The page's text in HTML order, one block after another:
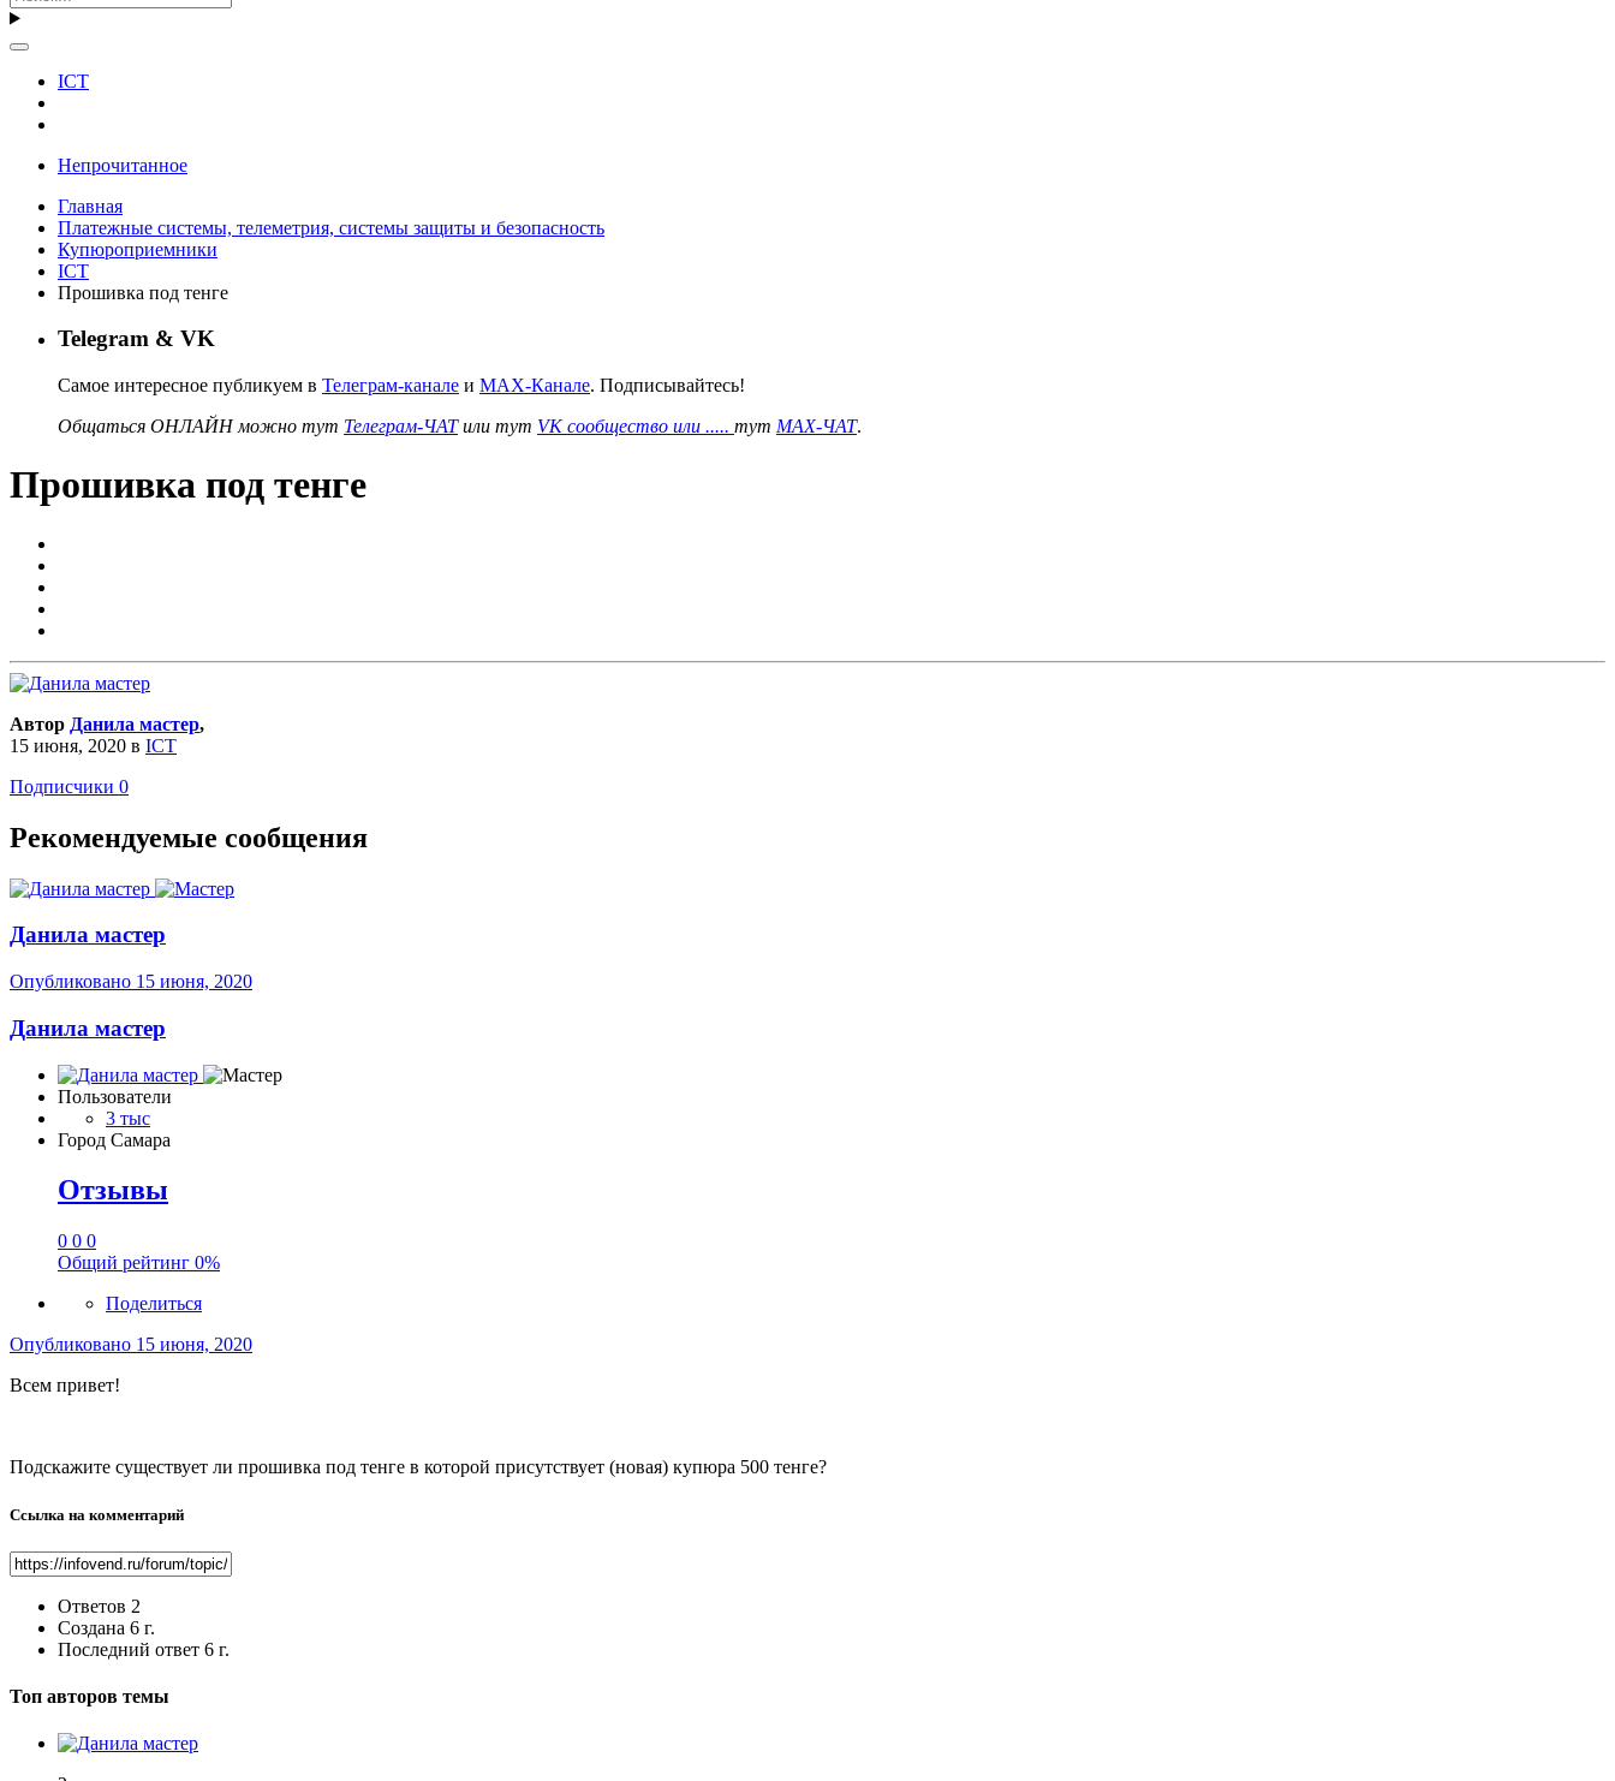
ICT
Непрочитанное
Главная
Платежные системы, телеметрия, системы защиты и безопасность
Купюроприемники
ICT
Прошивка под тенге
Telegram & VK
Самое интересное публикуем в Телеграм-канале и MAX-Канале. Подписывайтесь!
Общаться ОНЛАЙН можно тут Телеграм-ЧАТили тут VK сообщество или ..... тут MAX-ЧАТ.
Прошивка под тенге
Автор Данила мастер,
15 июня, 2020 в ICT
Подписчики 0
Рекомендуемые сообщения
Данила мастер
Опубликовано 15 июня, 2020
Данила мастер
Пользователи
3 тыс
Город Самара
Отзывы
0 0 0
Общий рейтинг 0%
Поделиться
Опубликовано 15 июня, 2020
Всем привет!
Подскажите существует ли прошивка под тенге в которой присутствует (новая) купюра 500 тенге?
Ссылка на комментарий
Ответов 2
Создана 6 г.
Последний ответ 6 г.
Топ авторов темы